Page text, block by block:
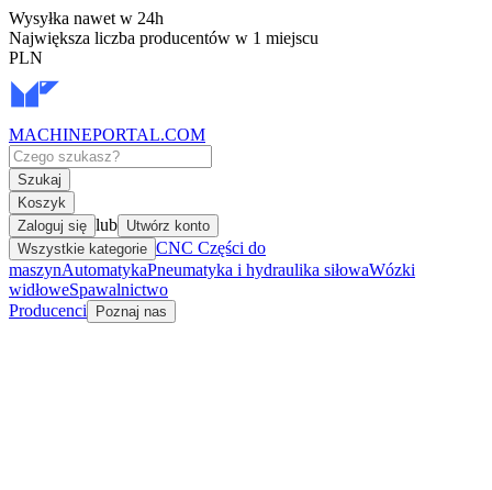
Wysyłka nawet w 24h
Największa liczba producentów w 1 miejscu
PLN
MACHINEPORTAL.COM
Szukaj
Koszyk
Zaloguj się lub Utwórz konto
Wszystkie kategorie CNC Części do
maszynAutomatykaPneumatyka i hydraulika siłowaWózki
widłoweSpawalnictwo
Producenci
Poznaj nas